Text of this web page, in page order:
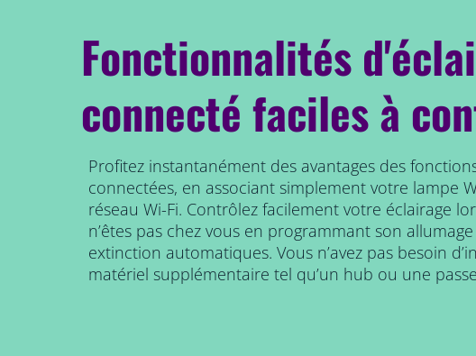
Fonctionnalités
connecté faciles à
Profitez instantanément des avantages des
connectées, en associant simplement votre lampe
réseau Wi-Fi. Contrôlez facilement votre éclairage
n’êtes pas chez vous en programmant son
extinction automatiques. Vous n’avez pas besoin
matériel supplémentaire tel qu’un hub ou une